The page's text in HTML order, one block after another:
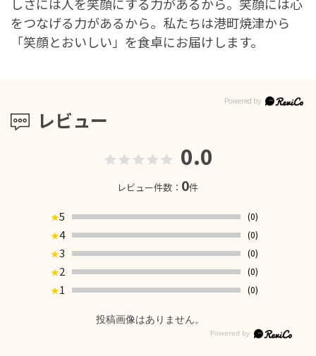
をつなげる力があるから。私たちは港町焼津から
「笑顔とおいしい」を食卓にお届けします。
レビュー
0.0
レビュー件数： 0件
★5
(0)
★4
(0)
★3
(0)
★2
(0)
★1 (0)
投稿画像はありません。